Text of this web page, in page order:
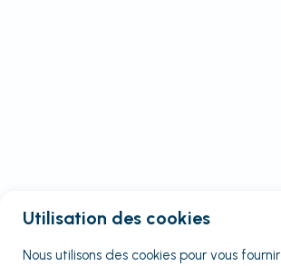
Utilisation des cookies
Nous utilisons des cookies pour vous fournir